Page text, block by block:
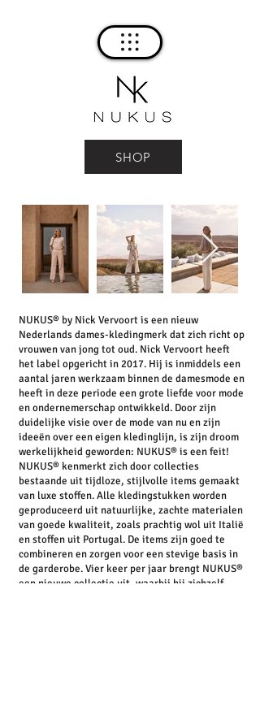
SHOP
NUKUS® by Nick Vervoort is een nieuw
Nederlands dames-kledingmerk dat zich richt op
vrouwen van jong tot oud. Nick Vervoort heeft
het label opgericht in 2017. Hij is inmiddels een
aantal jaren werkzaam binnen de damesmode en
heeft in deze periode een grote liefde voor mode
en ondernemerschap ontwikkeld. Door zijn
duidelijke visie over de mode van nu en zijn
ideeën over een eigen kledinglijn, is zijn droom
werkelijkheid geworden: NUKUS® is een feit!
NUKUS® kenmerkt zich door collecties
bestaande uit tijdloze, stijlvolle items gemaakt
van luxe stoffen. Alle kledingstukken worden
geproduceerd uit natuurlijke, zachte materialen
van goede kwaliteit, zoals prachtig wol uit Italië
en stoffen uit Portugal. De items zijn goed te
combineren en zorgen voor een stevige basis in
de garderobe. Vier keer per jaar brengt NUKUS®
een nieuwe collectie uit, waarbij hij zichzelf